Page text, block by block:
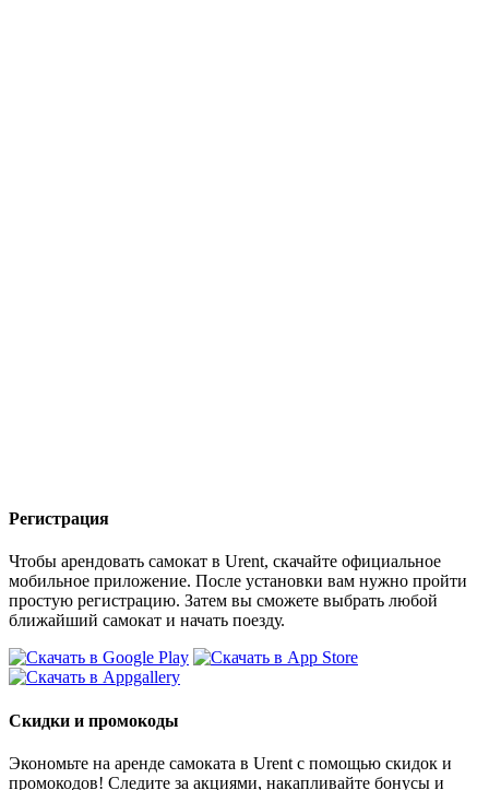
Регистрация
Чтобы арендовать самокат в Urent, скачайте официальное
мобильное приложение. После установки вам нужно пройти
простую регистрацию. Затем вы сможете выбрать любой
ближайший самокат и начать поезду.
Скидки и промокоды
Экономьте на аренде самоката в Urent с помощью скидок и
промокодов! Следите за акциями, накапливайте бонусы и